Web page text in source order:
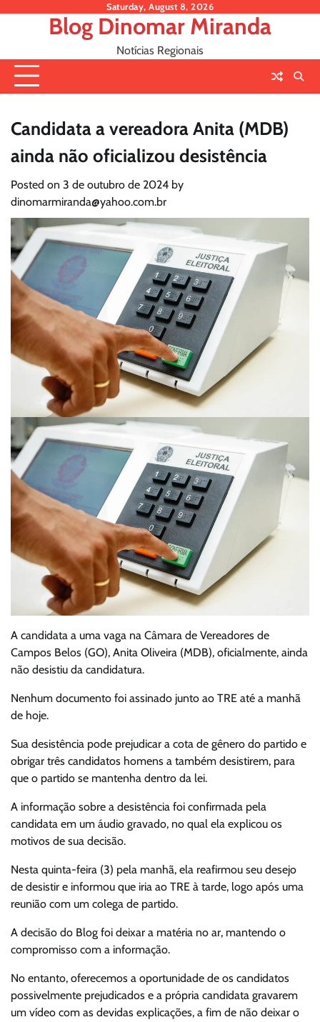
Saturday, August 8, 2026
Blog Dinomar Miranda
Notícias Regionais
Candidata a vereadora Anita (MDB)
ainda não oficializou desistência
Posted on 3 de outubro de 2024 by
dinomarmiranda@yahoo.com.br
A candidata a uma vaga na Câmara de Vereadores de
Campos Belos (GO), Anita Oliveira (MDB), oficialmente, ainda
não desistiu da candidatura.
Nenhum documento foi assinado junto ao TRE até a manhã
de hoje.
Sua desistência pode prejudicar a cota de gênero do partido e
obrigar três candidatos homens a também desistirem, para
que o partido se mantenha dentro da lei.
A informação sobre a desistência foi confirmada pela
candidata em um áudio gravado, no qual ela explicou os
motivos de sua decisão.
Nesta quinta-feira (3) pela manhã, ela reafirmou seu desejo
de desistir e informou que iria ao TRE à tarde, logo após uma
reunião com um colega de partido.
A decisão do Blog foi deixar a matéria no ar, mantendo o
compromisso com a informação.
No entanto, oferecemos a oportunidade de os candidatos
possivelmente prejudicados e a própria candidata gravarem
um vídeo com as devidas explicações, a fim de não deixar o